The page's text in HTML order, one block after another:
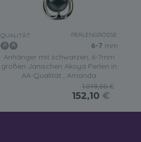
QUALITÄT: PERLENGRÖSSE:
6-7 mm
Anhänger mit schwarzen, 6-7mm
großen Janischen Akoya Perlen in
AA-Qualität , Amanda
1.049,00 €
152,10 €